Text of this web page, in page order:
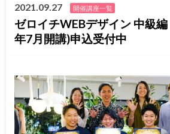
2021.09.27 開催講座一覧
ゼロイチWEBデザイン 中
年7月開講)申込受付中